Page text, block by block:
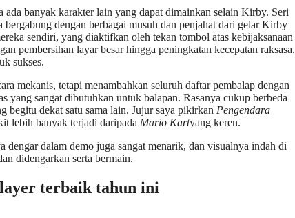
banyak karakter lain yang dapat dimainkan selain Kirby. Seri
dengan berbagai musuh dan penjahat dari gelar Kirby
sendiri, yang diaktifkan oleh tekan tombol atas kebijaksanaan
pembersihan layar besar hingga peningkatan kecepatan raksasa,
sukses.
mekanis, tetapi menambahkan seluruh daftar pembalap dengan
yang sangat dibutuhkan untuk balapan. Rasanya cukup berbeda
begitu dekat satu sama lain. Jujur saya pikirkan Pengendara
lebih banyak terjadi daripada Mario Kartyang keren.
dalam demo juga sangat menarik, dan visualnya indah di
didengarkan serta bermain.
terbaik tahun ini